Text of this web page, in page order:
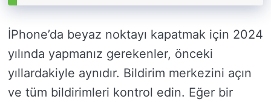
İPhone’da beyaz noktayı kapatmak için 2024
yılında yapmanız gerekenler, önceki
yıllardakiyle aynıdır. Bildirim merkezini açın
ve tüm bildirimleri kontrol edin. Eğer bir